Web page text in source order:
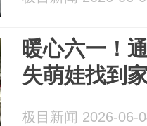
暖心六一！
失萌娃找到
极目新闻 2026-06-